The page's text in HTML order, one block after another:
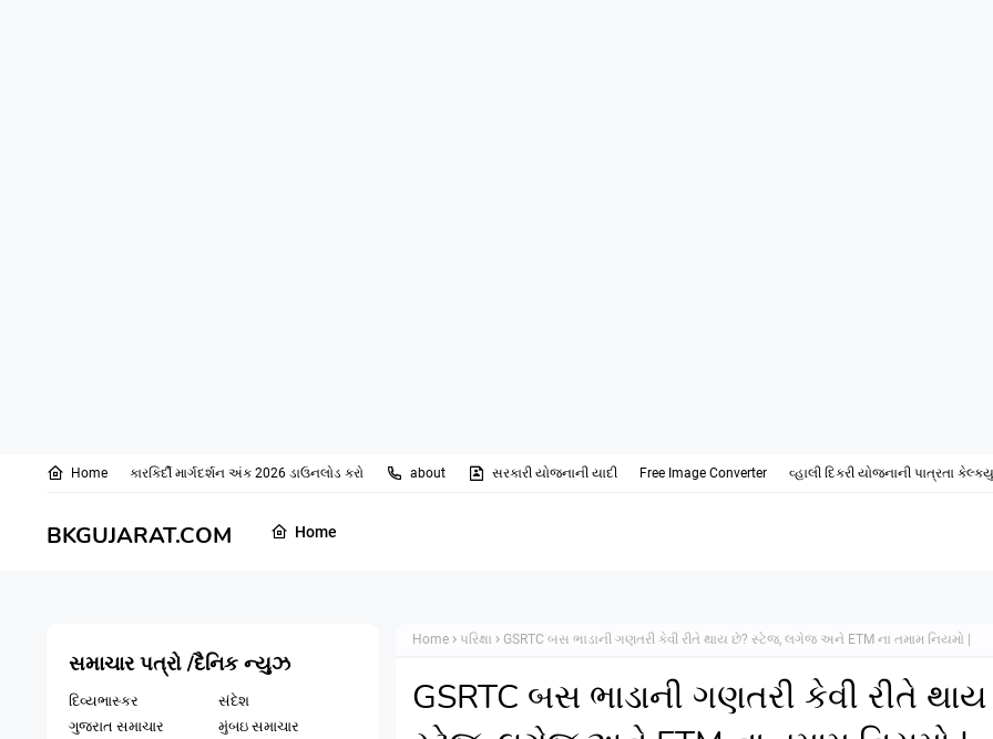
Home કારકિર્દી માર્ગદર્શન અંક 2026 ડાઉનલોડ કરો about સરકારી યોજનાની યાદી Free Image Converter વ્હાલી દિકરી યોજનાની પાત્રતા
BKGUJARAT.COM Home
સમાચાર પત્રો /દૈનિક ન્યુઝ
દિવ્યભાસ્કર
સંદેશ
ગુજરાત સમાચાર
મુંબઇ સમાચાર
Home પરિક્ષા GSRTC બસ ભાડાની ગણતરી કેવી રીતે થાય છે? સ્ટેજ, લગેજ અને ETM ના તમામ નિયમો |
GSRTC બસ ભાડાની ગણતરી કેવી રીતે